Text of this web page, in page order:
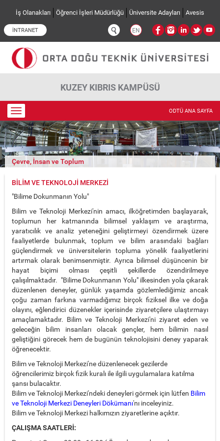
İş Olanakları Öğrenci İşleri Müdürlüğü Üniversite Adayları Avesis
İNTRANET EN
KUZEY KIBRIS KAMPÜSÜ
Toggle
navigation
ODTÜ ANA SAYFA
Çevre, İnsan ve Toplum
BILIM VE TEKNOLOJI MERKEZI
"Bilime Dokunmanın Yolu"
Bilim ve Teknoloji Merkezi'nin amacı, ilköğretimden başlayarak,
toplumun her katmanında bilimsel yaklaşım ve araştırma,
yaratıcılık ve analiz yeteneğini geliştirmeyi özendirmek üzere
faaliyetlerde bulunmak, toplum ve bilim arasındaki bağları
güçlendirmek ve üniversitelerin topluma yönelik faaliyetlerini
artırmak olarak benimsenmiştir. Ayrıca bilimsel düşüncenin bir
hayat biçimi olması çeşitli şekillerde özendirilmeye
çalışılmaktadır. "Bilime Dokunmanın Yolu" ilkesinden yola çıkarak
düzenlenen deneyler, günlük yaşamda gözlemlediğimiz ancak
çoğu zaman farkına varmadığımız birçok fiziksel ilke ve doğa
olayını, eğlendirici düzenekler içerisinde ziyaretçilere ulaştırmayı
amaçlamaktadır. Bilim ve Teknoloji Merkezi'ni ziyaret eden ve
geleceğin bilim insanları olacak gençler, hem bilimin nasıl
geliştiğini görecek hem de bugünün teknolojisini deney yaparak
öğrenecektir.
Bilim ve Teknoloji Merkezi'ne düzenlenecek gezilerde
öğrencilerimiz birçok fizik kuralı ile ilgili uygulamalara katılma
şansı bulacaktır.
Bilim ve Teknoloji Merkezi'ndeki deneyleri görmek için lütfen Bilim
ve Teknoloji Merkezi Deneyleri Dökümanı'nı inceleyiniz.
Bilim ve Teknoloji Merkezi halkımızın ziyaretlerine açıktır.
ÇALIŞMA SAATLERİ: